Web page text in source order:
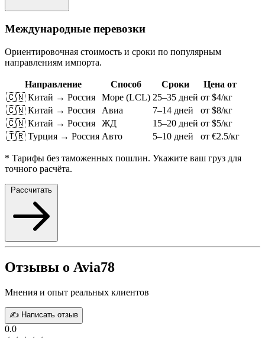
Международные перевозки
Ориентировочная стоимость и сроки по популярным
направлениям импорта.
Направление Способ Сроки
Цена от
🇨🇳 Китай → Россия
Море (LCL) 25–35 дней от $4/кг
🇨🇳 Китай → Россия
Авиа 7–14 дней
от $8/кг
🇨🇳 Китай → Россия
ЖД 15–20 дней от $5/кг
🇹🇷 Турция → Россия Авто 5–10 дней от €2.5/кг
* Тарифы без таможенных пошлин. Укажите ваш груз для
точного расчёта.
Рассчитать
Отзывы о Avia78
Мнения и опыт реальных клиентов
✍️ Написать отзыв
0.0